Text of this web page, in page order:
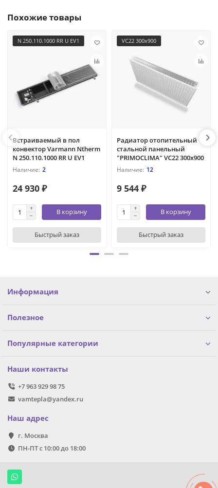
Похожие товары
N 250.110.1000 RR U EV1
Встраиваемый в пол
конвектор Varmann Ntherm
N 250.110.1000 RR U EV1
2
24 930 ₽
В корзину
Быстрый заказ
VC22 300х900
Радиатор отопительный
стальной панельный
"PRIMOCLIMA" VC22 300х900
12
9 544 ₽
В корзину
Быстрый заказ
Информация
Полезное
Популярные категории
Наши контакты
+7 963 929 98 75
vamtepla@yandex.ru
Наш адрес
г. Москва
ПН-ПТ с 10:00 до 18:00